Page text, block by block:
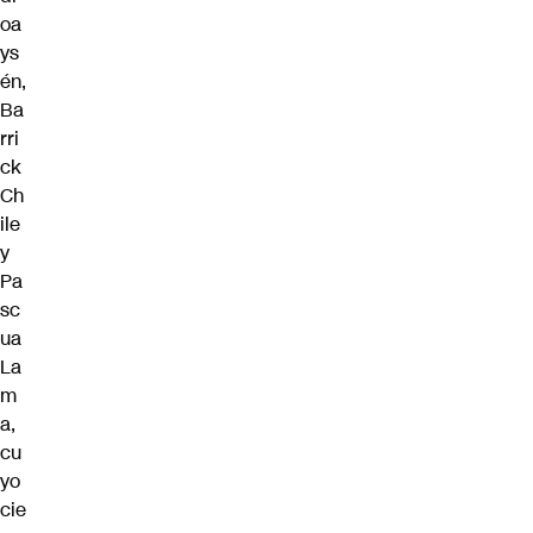
oa
ys
én,
Ba
rri
ck
Ch
ile
y
Pa
sc
ua
La
m
a,
cu
yo
cie